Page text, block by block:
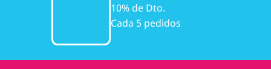
10% de Dto.
Cada 5 pedidos